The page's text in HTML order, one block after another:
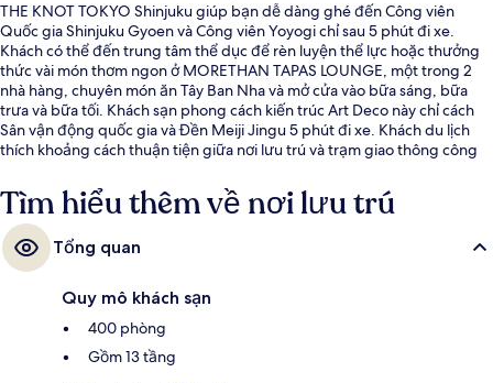
THE KNOT TOKYO Shinjuku giúp bạn dễ dàng ghé đến Công viên
Quốc gia Shinjuku Gyoen và Công viên Yoyogi chỉ sau 5 phút đi xe.
Khách có thể đến trung tâm thể dục để rèn luyện thể lực hoặc thưởng
thức vài món thơm ngon ở MORETHAN TAPAS LOUNGE, một trong 2
nhà hàng, chuyên món ăn Tây Ban Nha và mở cửa vào bữa sáng, bữa
trưa và bữa tối. Khách sạn phong cách kiến trúc Art Deco này chỉ cách
Sân vận động quốc gia và Đền Meiji Jingu 5 phút đi xe. Khách du lịch
thích khoảng cách thuận tiện giữa nơi lưu trú và trạm giao thông công
Tochomae 8 phút đi bộ.
Tìm hiểu thêm về nơi lưu trú
Tổng quan
Quy mô khách sạn
400 phòng
Gồm 13 tầng